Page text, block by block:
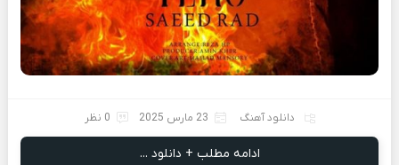
دانلود آهنگ 23 مارس 2025 0 نظر
ادامه مطلب + دانلود ...